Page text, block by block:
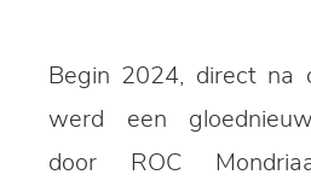
Begin 2024, direct na
werd een
door
ROC